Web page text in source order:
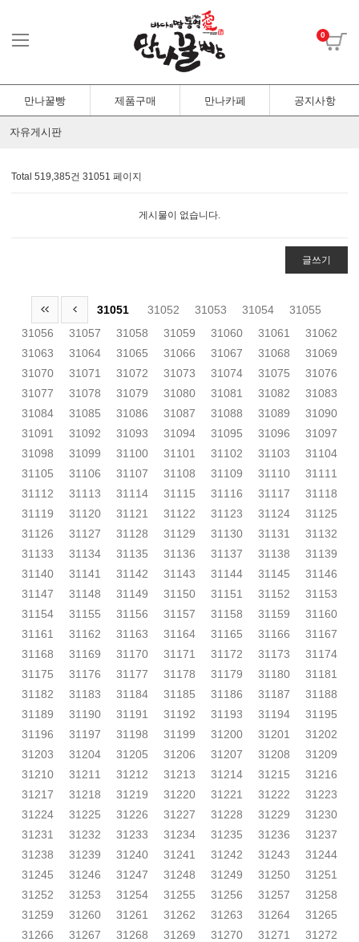
0
만나꿀빵 제품구매 만나카페 공지사항
자유게시판
Total 519,385건 31051 페이지
게시물이 없습니다.
글쓰기
31051 31052 31053 31054
31055
31056
31057 31058 31059 31060 31061
31062
31063
31064 31065 31066 31067 31068
31069
31070
31071 31072 31073 31074 31075
31076
31077
31078 31079 31080 31081 31082
31083
31084
31085 31086 31087 31088 31089
31090
31091
31092 31093 31094 31095 31096
31097
31098
31099 31100 31101 31102 31103
31104
31105
31106 31107 31108 31109 31110
31111
31112
31113 31114 31115 31116 31117
31118
31119
31120 31121 31122 31123 31124
31125
31126
31127 31128 31129 31130 31131
31132
31133
31134 31135 31136 31137 31138
31139
31140
31141 31142 31143 31144 31145
31146
31147
31148 31149 31150 31151 31152
31153
31154
31155 31156 31157 31158 31159
31160
31161
31162 31163 31164 31165 31166
31167
31168
31169 31170 31171 31172 31173
31174
31175
31176 31177 31178 31179 31180
31181
31182
31183 31184 31185 31186 31187
31188
31189
31190 31191 31192 31193 31194
31195
31196
31197 31198 31199 31200 31201
31202
31203
31204 31205 31206 31207 31208
31209
31210
31211 31212 31213 31214 31215
31216
31217
31218 31219 31220 31221 31222
31223
31224
31225 31226 31227 31228 31229
31230
31231
31232 31233 31234 31235 31236
31237
31238
31239 31240 31241 31242 31243
31244
31245
31246 31247 31248 31249 31250
31251
31252
31253 31254 31255 31256 31257
31258
31259
31260 31261 31262 31263 31264
31265
31266
31267 31268 31269 31270 31271
31272